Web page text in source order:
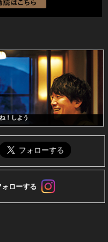
！しよう
ローする